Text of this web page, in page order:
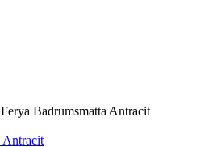
Ferya Badrumsmatta Antracit